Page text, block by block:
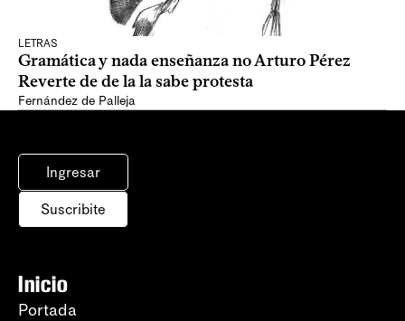
LETRAS
Gramática y nada enseñanza no Arturo Pérez
Reverte de de la la sabe protesta
Fernández de Palleja
Ingresar
Suscribite
Inicio
Portada